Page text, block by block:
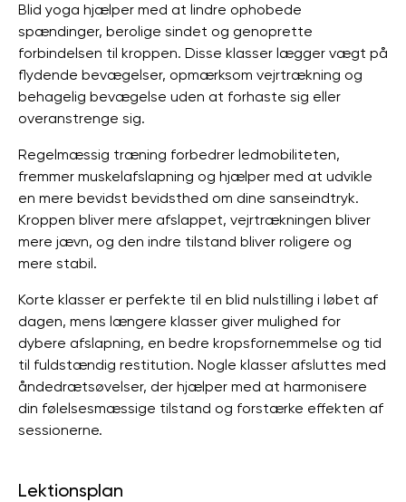
Blid yoga hjælper med at lindre ophobede
spændinger, berolige sindet og genoprette
forbindelsen til kroppen. Disse klasser lægger vægt på
flydende bevægelser, opmærksom vejrtrækning og
behagelig bevægelse uden at forhaste sig eller
overanstrenge sig.
Regelmæssig træning forbedrer ledmobiliteten,
fremmer muskelafslapning og hjælper med at udvikle
en mere bevidst bevidsthed om dine sanseindtryk.
Kroppen bliver mere afslappet, vejrtrækningen bliver
mere jævn, og den indre tilstand bliver roligere og
mere stabil.
Korte klasser er perfekte til en blid nulstilling i løbet af
dagen, mens længere klasser giver mulighed for
dybere afslapning, en bedre kropsfornemmelse og tid
til fuldstændig restitution. Nogle klasser afsluttes med
åndedrætsøvelser, der hjælper med at harmonisere
din følelsesmæssige tilstand og forstærke effekten af ​​
sessionerne.
Lektionsplan